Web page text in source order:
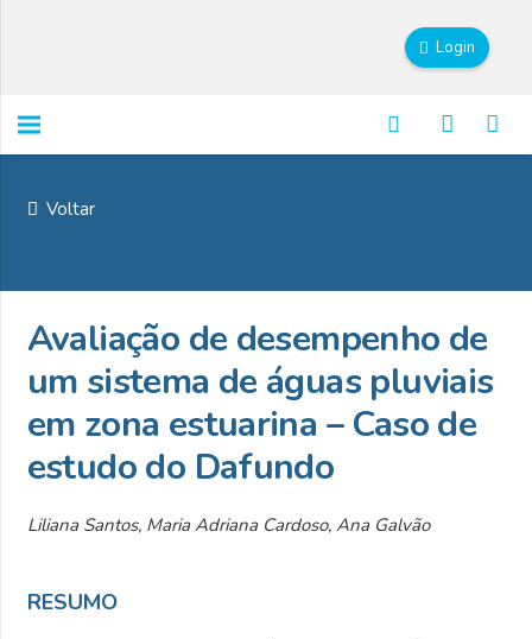
Login
Voltar
Avaliação de desempenho de
um sistema de águas pluviais
em zona estuarina – Caso de
estudo do Dafundo
Liliana Santos, Maria Adriana Cardoso, Ana Galvão
RESUMO